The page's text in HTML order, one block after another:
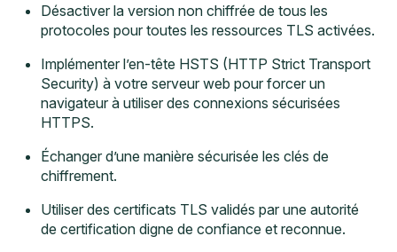
Désactiver la version non chiffrée de tous les
protocoles pour toutes les ressources TLS activées.
Implémenter l’en-tête HSTS (HTTP Strict Transport
Security) à votre serveur web pour forcer un
navigateur à utiliser des connexions sécurisées
HTTPS.
Échanger d’une manière sécurisée les clés de
chiffrement.
Utiliser des certificats TLS validés par une autorité
de certification digne de confiance et reconnue.